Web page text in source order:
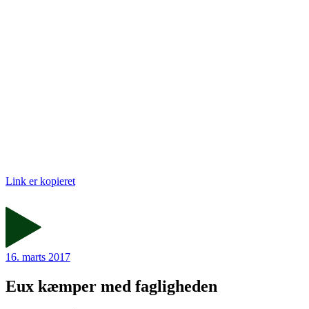
Link er kopieret
16. marts 2017
Eux kæmper med fagligheden